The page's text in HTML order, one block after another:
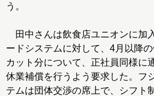
う。
田中さんは飲食店ユニオンに加
ードシステムに対して、4月以降
カット分について、正社員同様に
休業補償を行うよう要求した。フ
テムは団体交渉の席上で、シフト